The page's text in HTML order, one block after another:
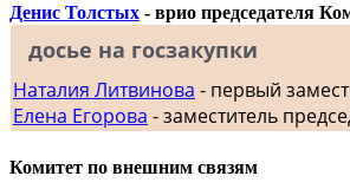
Денис Толстых - врио председателя
досье на госзакупки
Наталия Литвинова - первый
Елена Егорова - заместитель
Комитет по внешним связям